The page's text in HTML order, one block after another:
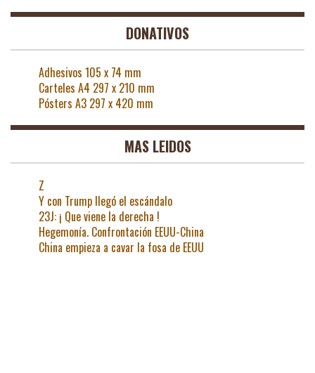
DONATIVOS
Adhesivos 105 x 74 mm
Carteles A4 297 x 210 mm
Pósters A3 297 x 420 mm
MAS LEIDOS
Z
Y con Trump llegó el escándalo
23J: ¡ Que viene la derecha !
Hegemonía. Confrontación EEUU-China
China empieza a cavar la fosa de EEUU